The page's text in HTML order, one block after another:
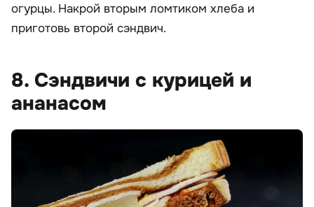
огурцы. Накрой вторым ломтиком хлеба и
приготовь второй сэндвич.
8. Сэндвичи с курицей и
ананасом